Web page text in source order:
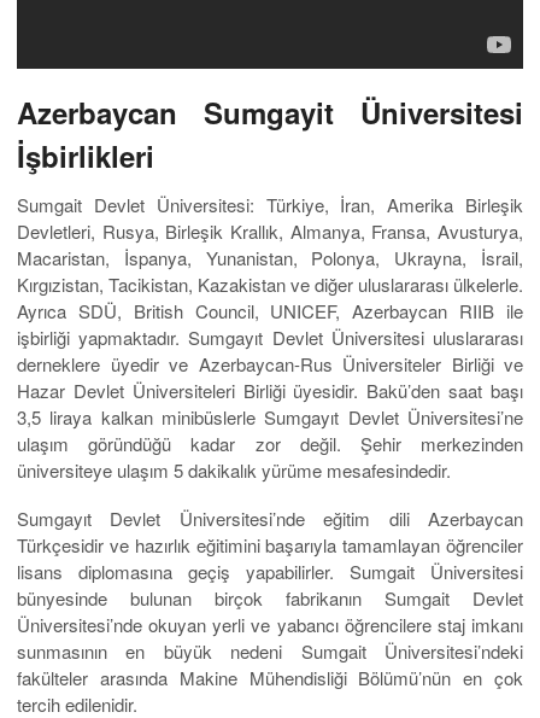
Azerbaycan Sumgayit Üniversitesi
İşbirlikleri
Sumgait Devlet Üniversitesi: Türkiye, İran, Amerika Birleşik
Devletleri, Rusya, Birleşik Krallık, Almanya, Fransa, Avusturya,
Macaristan, İspanya, Yunanistan, Polonya, Ukrayna, İsrail,
Kırgızistan, Tacikistan, Kazakistan ve diğer uluslararası ülkelerle.
Ayrıca SDÜ, British Council, UNICEF, Azerbaycan RIIB ile
işbirliği yapmaktadır. Sumgayıt Devlet Üniversitesi uluslararası
derneklere üyedir ve Azerbaycan-Rus Üniversiteler Birliği ve
Hazar Devlet Üniversiteleri Birliği üyesidir. Bakü’den saat başı
3,5 liraya kalkan minibüslerle Sumgayıt Devlet Üniversitesi’ne
ulaşım göründüğü kadar zor değil. Şehir merkezinden
üniversiteye ulaşım 5 dakikalık yürüme mesafesindedir.
Sumgayıt Devlet Üniversitesi’nde eğitim dili Azerbaycan
Türkçesidir ve hazırlık eğitimini başarıyla tamamlayan öğrenciler
lisans diplomasına geçiş yapabilirler. Sumgait Üniversitesi
bünyesinde bulunan birçok fabrikanın Sumgait Devlet
Üniversitesi’nde okuyan yerli ve yabancı öğrencilere staj imkanı
sunmasının en büyük nedeni Sumgait Üniversitesi’ndeki
fakülteler arasında Makine Mühendisliği Bölümü’nün en çok
tercih edilenidir.